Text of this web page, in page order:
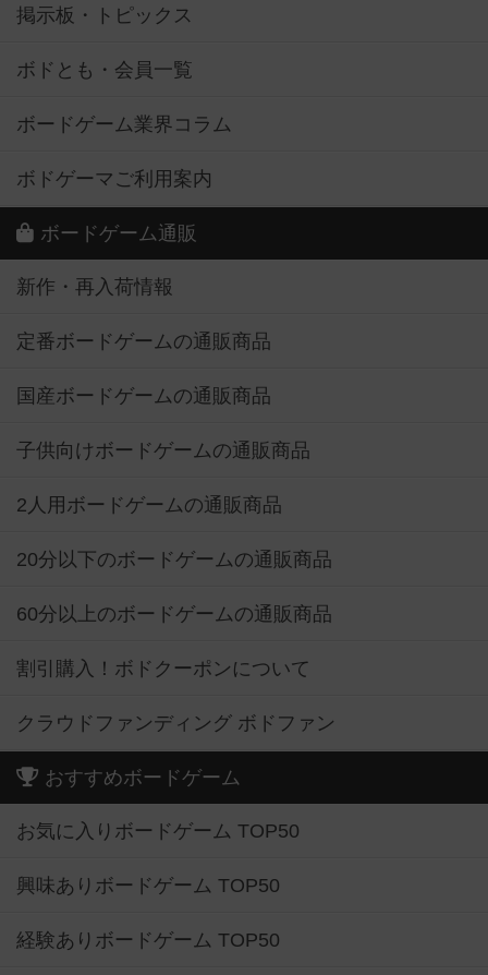
掲示板・トピックス
ボドとも・会員一覧
ボードゲーム業界コラム
ボドゲーマご利用案内
ボードゲーム通販
新作・再入荷情報
定番ボードゲームの通販商品
国産ボードゲームの通販商品
子供向けボードゲームの通販商品
2人用ボードゲームの通販商品
20分以下のボードゲームの通販商品
60分以上のボードゲームの通販商品
割引購入！ボドクーポンについて
クラウドファンディング ボドファン
おすすめボードゲーム
お気に入りボードゲーム TOP50
興味ありボードゲーム TOP50
経験ありボードゲーム TOP50